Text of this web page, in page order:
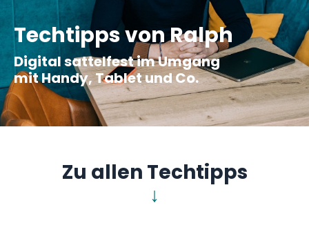
Techtipps von Ralph
Digital sattelfest im Umgang
mit Handy, Tablet und Co.
Zu allen Techtipps
↓